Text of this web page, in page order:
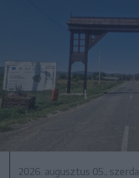
2026. augusztus 05., szerda